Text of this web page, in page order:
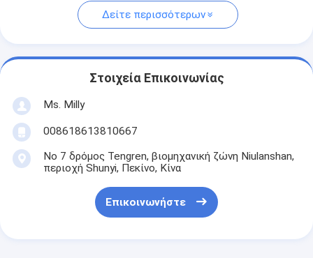
Δείτε περισσότερων
Στοιχεία Επικοινωνίας
Ms. Milly
008618613810667
Νο 7 δρόμος Tengren, βιομηχανική ζώνη Niulanshan,
περιοχή Shunyi, Πεκίνο, Κίνα
Επικοινωνήστε